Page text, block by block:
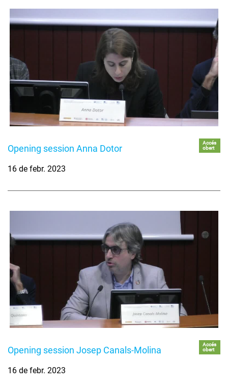
Opening session Anna Dotor
Accés
obert
16 de febr. 2023
Opening session Josep Canals-Molina
Accés
obert
16 de febr. 2023